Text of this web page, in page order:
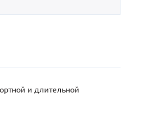
и длительной